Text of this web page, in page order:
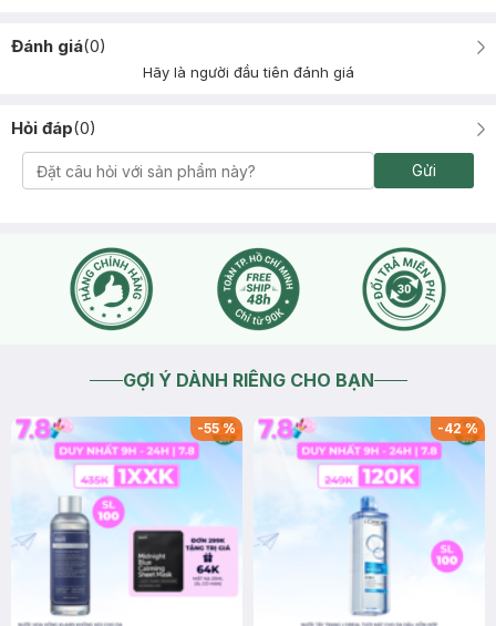
Đánh giá(0)
Hãy là người đầu tiên đánh giá
Hỏi đáp(0)
Gửi
GỢI Ý DÀNH RIÊNG CHO BẠN
-55% -42%